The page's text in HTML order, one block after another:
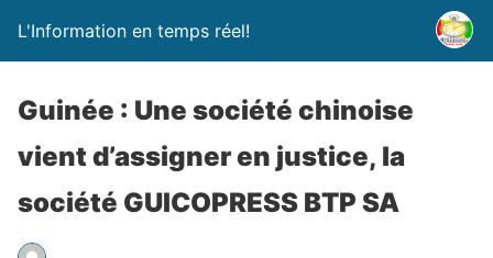
L'Information en temps réel!
Guinée : Une société chinoise
vient d’assigner en justice, la
société GUICOPRESS BTP SA